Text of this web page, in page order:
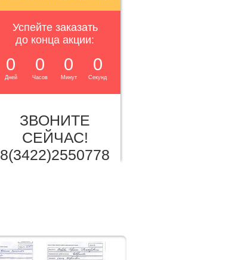
Успейте заказать
до конца акции:
0
Дней
0
Часов
0
Минут
0
Секунд
ЗВОНИТЕ
СЕЙЧАС!
8(3422)2550778